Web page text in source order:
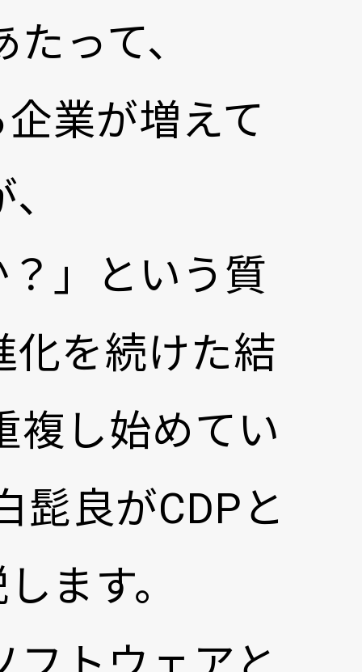
って、
業が増えて
」という質
化を続けた結
複し始めてい
髭良がCDPと
ます。